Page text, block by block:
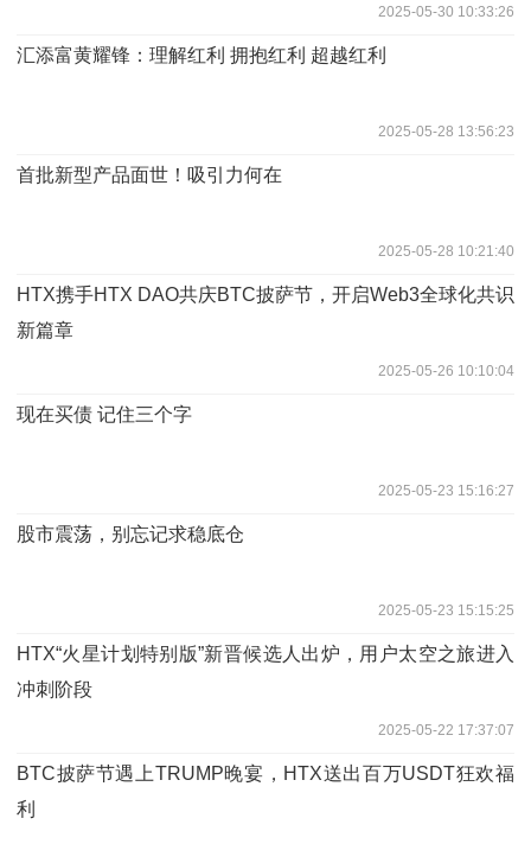
2025-05-30 10:33:26
汇添富黄耀锋：理解红利 拥抱红利 超越红利
2025-05-28 13:56:23
首批新型产品面世！吸引力何在
2025-05-28 10:21:40
HTX携手HTX DAO共庆BTC披萨节，开启Web3全球化共识
新篇章
2025-05-26 10:10:04
现在买债 记住三个字
2025-05-23 15:16:27
股市震荡，别忘记求稳底仓
2025-05-23 15:15:25
HTX“火星计划特别版”新晋候选人出炉，用户太空之旅进入
冲刺阶段
2025-05-22 17:37:07
BTC披萨节遇上TRUMP晚宴，HTX送出百万USDT狂欢福
利